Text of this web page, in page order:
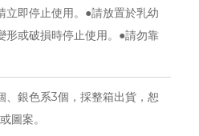
立即停止使用。●請放置於乳幼
形或破損時停止使用。●請勿靠
、銀色系3個，採整箱出貨，恕
圖案。